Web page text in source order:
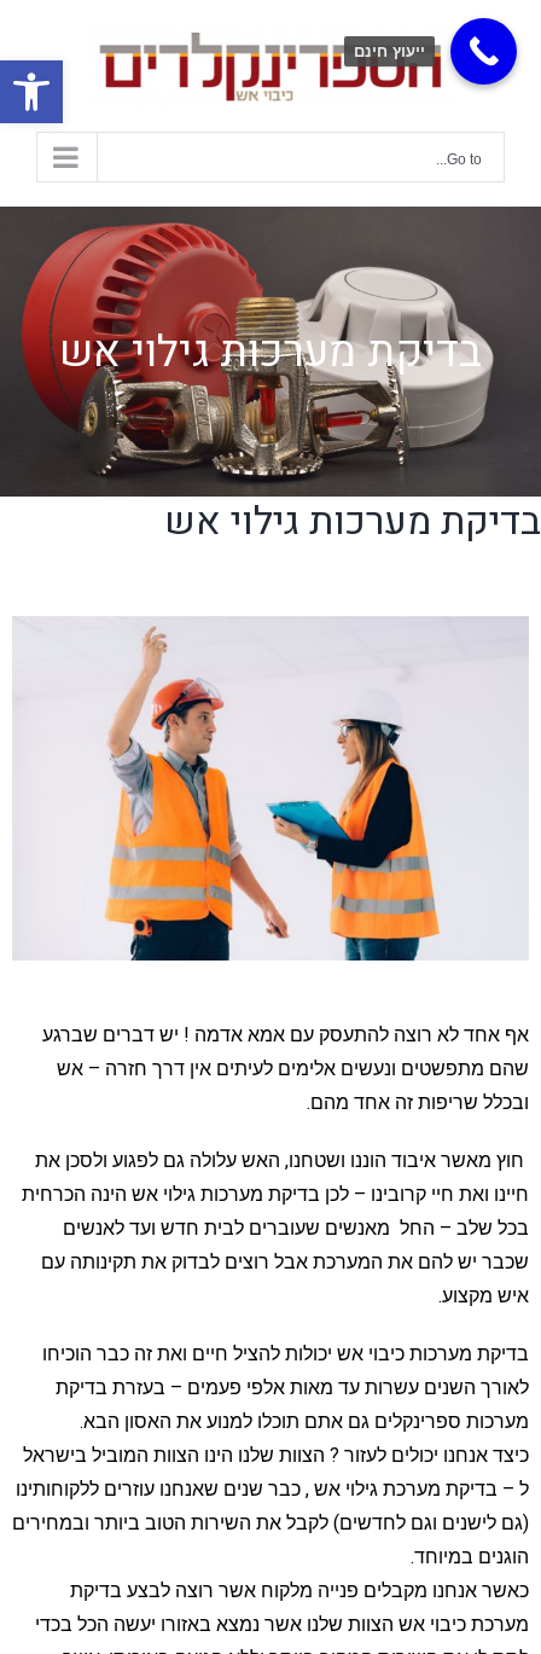
Go to...
בדיקת מערכות גילוי אש
בדיקת מערכות גילוי אש
אף אחד לא רוצה להתעסק עם אמא אדמה ! יש דברים שברגע
שהם מתפשטים ונעשים אלימים לעיתים אין דרך חזרה – אש
ובכלל שריפות זה אחד מהם.
חוץ מאשר איבוד הוננו ושטחנו, האש עלולה גם לפגוע ולסכן את
חיינו ואת חיי קרובינו – לכן בדיקת מערכות גילוי אש הינה הכרחית
בכל שלב – החל מאנשים שעוברים לבית חדש ועד לאנשים
שכבר יש להם את המערכת אבל רוצים לבדוק את תקינותה עם
איש מקצוע.
בדיקת מערכות כיבוי אש יכולות להציל חיים ואת זה כבר הוכיחו
לאורך השנים עשרות עד מאות אלפי פעמים – בעזרת בדיקת
מערכות ספרינקלים גם אתם תוכלו למנוע את האסון הבא.
כיצד אנחנו יכולים לעזור ? הצוות שלנו הינו הצוות המוביל בישראל
ל – בדיקת מערכת גילוי אש , כבר שנים שאנחנו עוזרים ללקוחותינו
(גם לישנים וגם לחדשים) לקבל את השירות הטוב ביותר ובמחירים
הוגנים במיוחד.
כאשר אנחנו מקבלים פנייה מלקוח אשר רוצה לבצע בדיקת
מערכת כיבוי אש הצוות שלנו אשר נמצא באזורו יעשה הכל בכדי
ייעוץ חינם